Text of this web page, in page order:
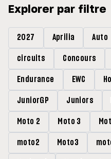
Explorer par filtre
2027 Aprilia Auto
circuits Concours
Endurance EWC
JuniorGP Juniors
Moto 2 Moto 3
moto2 Moto3